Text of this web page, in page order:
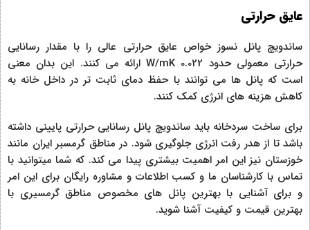
عایق حرارتی
ساندویچ پانل نسوز خواص عایق حرارتی عالی را با مقدار رسانایی
حرارتی معمولی حدود 0.022 W/mK ارائه می کنند. این بدان معنی
است که پانل ها می توانند با حفظ دمای ثابت تر در داخل خانه به
کاهش هزینه های انرژی کمک کنند.
برای ساخت سردخانه باید ساندویچ پانل رسانایی حرارتی پایینی داشته
باشد تا از هدر رفت انرژی جلوگیری شود. در مناطق گرمسبر ایران مانند
خوزستان نیز این امر اهمیت بیشتری پیدا می کند. که شما میتوانید با
تماس با کارشناسان ما و کسب اطلاعات و مشاوره رایگان برای این امر
و برای آشنایی با بهترین پانل های مخصوص مناطق گرمسیری با
بهترین قیمت و کیفیت آشنا شوید.